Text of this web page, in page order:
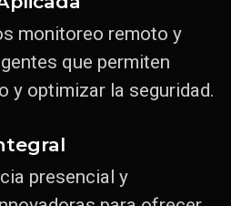
monitoreo remoto y
que permiten
y optimizar la seguridad.
presencial y